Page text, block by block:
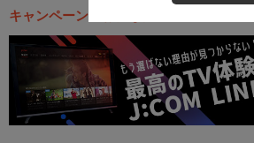
キャンペーン・お得な情報